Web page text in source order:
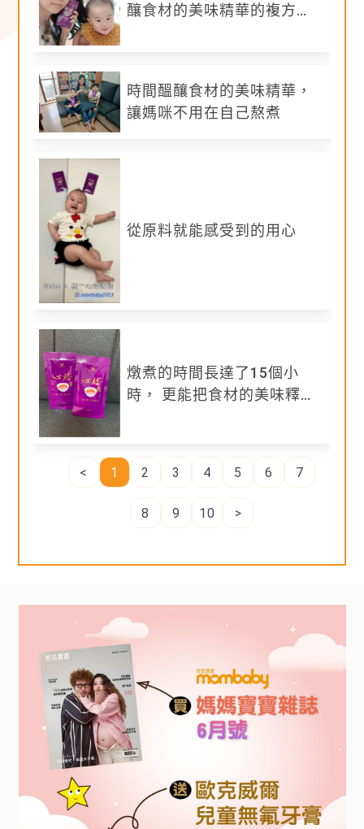
「心焙」雞精品牌，採用土雞以長達15小時的焙煮
現代人養生意識抬頭，有言道「藥補不如食補」，
新上市「心焙」雞精，其「心焙」二字，象徵品牌
與承諾，從雞隻飼養、農場管理、食材挑選到製程
全程「用心焙，用心陪」，全心全意，只為呈上一
且營養充足的好雞精。
原料方面，除了嚴選宮廷進補聖品「花膠」、「猴頭
菇」，複方加持，提供多重的滋補，並添加「紅棗
「枸杞」讓口感甘潤不膩口，採用土雞以長達15小
煮，萃取雞肉中的營養，以時間醞釀食材的美味精
「心焙」雞精入口帶鮮，尾韻回甘。
https://www.pecos.com.tw/brands-
%E5%BF%83%E7%84%99.html
【參加資格】
參加資格: 親子家庭(小朋友年紀12歲以內皆可)
釀食材的美味精華的複方雞
時間醞釀食材的美味精華，
讓媽咪不用在自己熬煮
從原料就能感受到的用心
燉煮的時間長達了15個小
時， 更能把食材的美味釋放
< 1 2 3 4 5 6 7
8 9 10 >